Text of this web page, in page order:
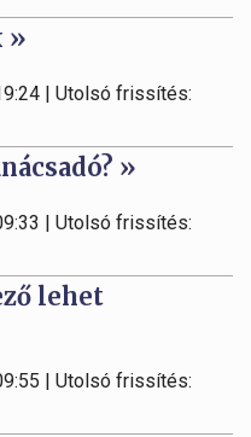
»
| Utolsó frissítés:
»
| Utolsó frissítés:
lehet
| Utolsó frissítés: